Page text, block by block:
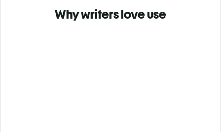
Why writers love use